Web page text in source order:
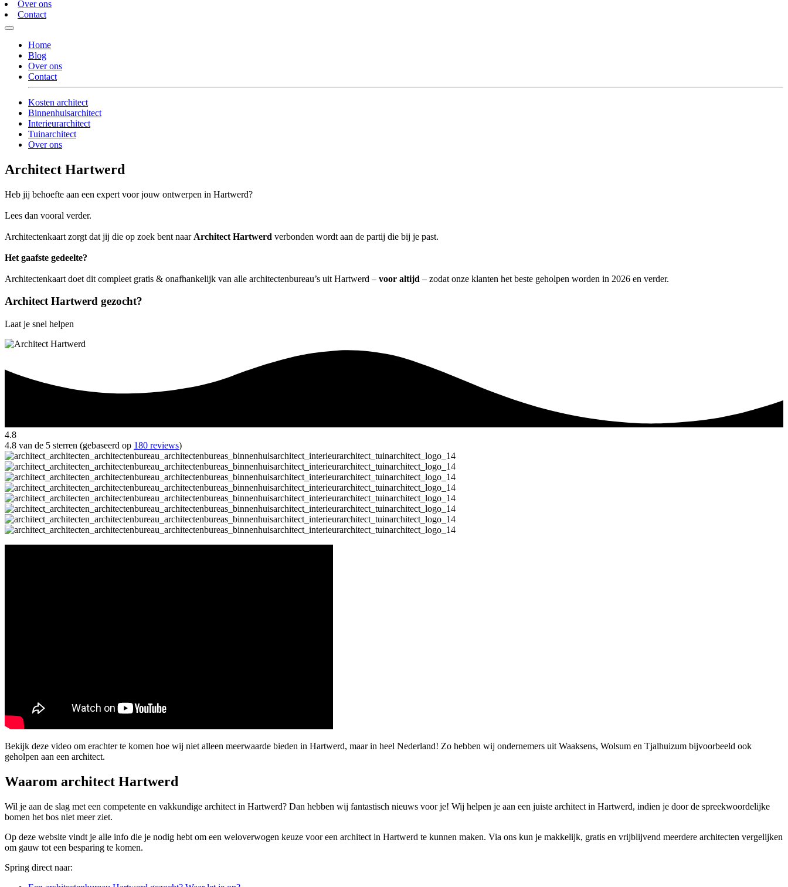
Over ons
Contact
Home
Blog
Over ons
Contact
Kosten architect
Binnenhuisarchitect
Interieurarchitect
Tuinarchitect
Over ons
Architect Hartwerd
Heb jij behoefte aan een expert voor jouw ontwerpen in Hartwerd?
Lees dan vooral verder.
Architectenkaart zorgt dat jij die op zoek bent naar Architect Hartwerd verbonden wordt aan de partij die bij je past.
Het gaafste gedeelte?
Architectenkaart doet dit compleet gratis & onafhankelijk van alle architectenbureau’s uit Hartwerd – voor altijd – zodat onze klanten het beste geholpen worden in 2026 en verder.
Architect Hartwerd gezocht?
Laat je snel helpen
4.8
4.8 van de 5 sterren (gebaseerd op 180 reviews)
Bekijk deze video om erachter te komen hoe wij niet alleen meerwaarde bieden in Hartwerd, maar in heel Nederland! Zo hebben wij ondernemers uit Waaksens, Wolsum en Tjalhuizum bijvoorbeeld ook
geholpen aan een architect.
Waarom architect Hartwerd
Wil je aan de slag met een competente en vakkundige architect in Hartwerd? Dan hebben wij fantastisch nieuws voor je! Wij helpen je aan een juiste architect in Hartwerd, indien je door de spreekwoordelijke
bomen het bos niet meer ziet.
Op deze website vindt je alle info die je nodig hebt om een weloverwogen keuze voor een architect in Hartwerd te kunnen maken. Via ons kun je makkelijk, gratis en vrijblijvend meerdere architecten vergelijken
om gauw tot een besparing te komen.
Spring direct naar: